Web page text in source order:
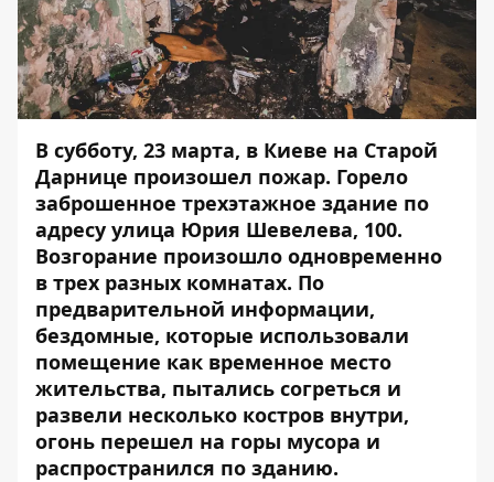
В субботу, 23 марта, в Киеве на Старой
Дарнице произошел пожар. Горело
заброшенное трехэтажное здание по
адресу улица Юрия Шевелева, 100.
Возгорание произошло одновременно
в трех разных комнатах. По
предварительной информации,
бездомные, которые использовали
помещение как временное место
жительства, пытались согреться и
развели несколько костров внутри,
огонь перешел на горы мусора и
распространился по зданию.